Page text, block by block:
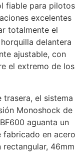
fiable para pilotos
excelentes
totalmente el
delantera
ajustable, con
el extremo de los
trasera, el sistema
Monoshock de
aguanta un
fabricado en acero
rectangular, 46mm